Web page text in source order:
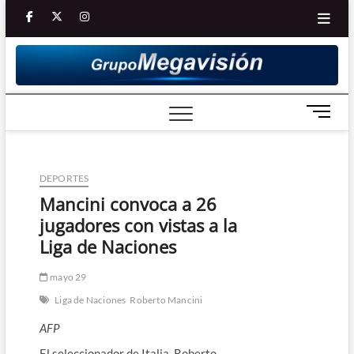
Saltar
contenido
facebooktwitter
Youtube
instagram
B
o
DEPORTES
Mancini convoca a 26
jugadores con vistas a la
Liga de Naciones
mayo 29
Liga de Naciones Roberto Mancini
AFP